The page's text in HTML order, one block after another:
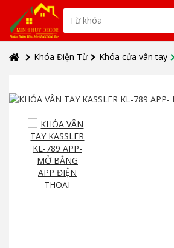
Khóa Điện Từ Khóa cửa vân tay